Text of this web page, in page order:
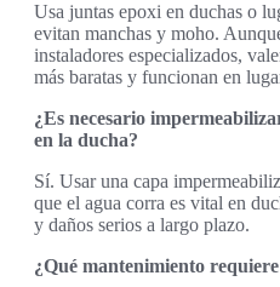
Usa juntas epoxi en duchas o
evitan manchas y moho.
instaladores especializados,
más baratas y funcionan en
¿Es necesario
en la ducha?
Sí. Usar una capa
que el agua corra es vital en
y daños serios a largo plazo.
¿Qué mantenimiento